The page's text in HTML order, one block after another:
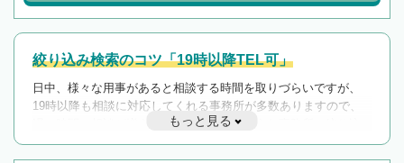
絞り込み検索のコツ「19時以降TEL可」
日中、様々な用事があると相談する時間を取りづらいですが、
19時以降も相談に対応してくれる事務所が多数ありますので、
遅い時間の相談が増えそうな場合はそのような事務所に絞り込
んで検索してみましょう。
もっと見る